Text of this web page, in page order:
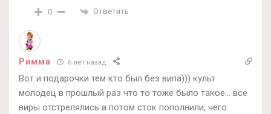
0 Ответить
Римма 6 лет назад
Вот и подарочки тем кто был без випа))) культ
молодец в прошлый раз что то тоже было такое… все
виры отстрелялись а потом сток пополнили, чего